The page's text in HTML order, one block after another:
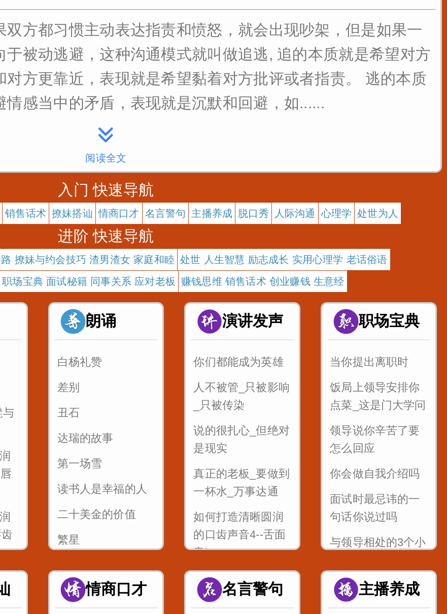
方都习惯主动表达指责和愤怒，就会出现吵架，但是如果一
被动逃避，这种沟通模式就叫做追逃, 追的本质就是希望对方
方更靠近，表现就是希望黏着对方批评或者指责。 逃的本质
感当中的矛盾，表现就是沉默和回避，如......
阅读全文
入门 快速导航
销售话术 撩妹搭讪 情商口才 名言警句 主播养成 脱口秀 人际沟通 心理学 处世为人
进阶 快速导航
撩妹与约会技巧 渣男渣女 家庭和睦 处世 人生智慧 励志成长 实用心理学 老话俗语
职场宝典 面试秘籍 同事关系 应对老板 赚钱思维 销售话术 创业赚钱 生意经
与
朗诵
白杨礼赞
差别
丑石
达瑞的故事
第一场雪
读书人是幸福的人
二十美金的价值
繁星
父亲的爱
演讲发声
你们都能成为英雄
人不被管_只被影响
_只被传染
说的很扎心_但绝对
是现实
真正的老板_要做到
一杯水_万事达通
如何打造清晰圆润
的口齿声音4--舌面
音jqx
如何打造清晰圆润
的口齿声音5--舌根
职场宝典
当你提出离职时
饭局上领导安排你
点菜_这是门大学问
领导说你辛苦了要
怎么回应
你会做自我介绍吗
面试时最忌讳的一
句话你说过吗
与领导相处的3个小
多亏_还能升职加薪
快
情商口才 名言警句 主播养成